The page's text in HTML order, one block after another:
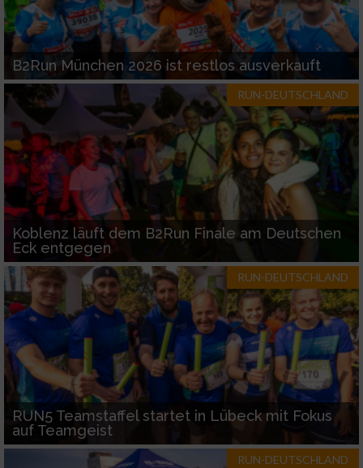
B2Run München 2026 ist restlos ausverkauft
RUN-DEUTSCHLAND
Koblenz läuft dem B2Run Finale am Deutschen
Eck entgegen
RUN-DEUTSCHLAND
RUN5 Teamstaffel startet in Lübeck mit Fokus
auf Teamgeist
RUN-DEUTSCHLAND